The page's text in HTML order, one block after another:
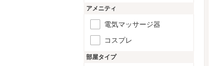
アメニティ
電気マッサージ器
コスプレ
部屋タイプ